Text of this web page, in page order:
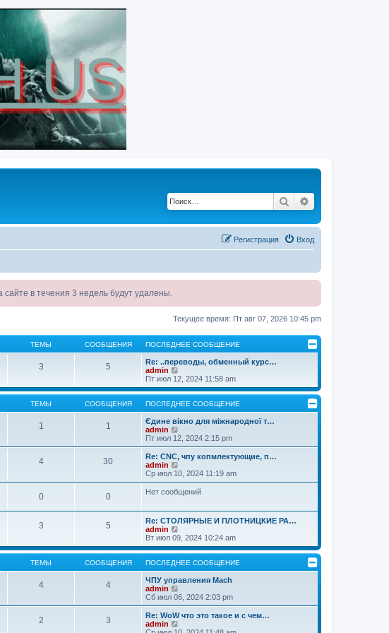
Поиск
Вход
Регистрация
в течения 3 недель будут удалены.
Текущее время: Пт авг 07, 2026 10:45 pm
ТЕМЫ СООБЩЕНИЯ ПОСЛЕДНЕЕ СООБЩЕНИЕ
3 5
Re: ..переводы, обменный курс…
admin
е
р
е
й
т
и
п
о
с
л
е
д
е
у
с
о
б
щ
е
н
и
Пт июл 12, 2024 11:58 am
ТЕМЫ СООБЩЕНИЯ ПОСЛЕДНЕЕ СООБЩЕНИЕ
1 1
Єдине вікно для міжнародної т…
admin
е
р
е
й
т
и
п
с
л
д
н
е
м
у
с
о
б
щ
Пт июл 12, 2024 2:15 pm
4 30
Re: CNC, чпу копмлектующие, п…
admin
е
р
е
и
к
о
с
л
е
д
н
м
у
с
Ср июл 10, 2024 11:19 am
0 0 Нет сообщений
3 5
Re: СТОЛЯРНЫЕ И ПЛОТНИЦКИЕ РА…
admin
е
р
е
й
т
и
п
о
с
е
Вт июл 09, 2024 10:24 am
ТЕМЫ СООБЩЕНИЯ ПОСЛЕДНЕЕ СООБЩЕНИЕ
4 4
ЧПУ управления Mach
admin
е
р
е
т
Сб июл 06, 2024 2:03 pm
2 3
Re: WoW что это такое и с чем…
admin